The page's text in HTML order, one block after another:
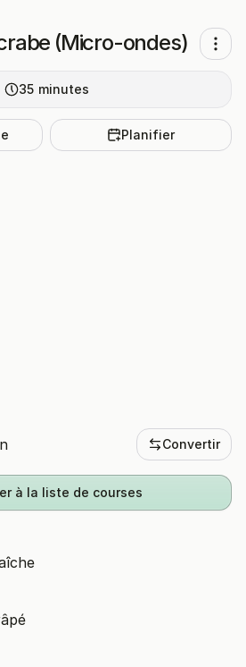
(Micro-ondes)
35 minutes
Planifier
Convertir
à la liste de courses